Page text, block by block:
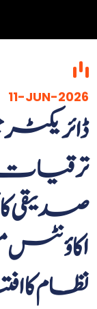
11-JUN-2026
صدیقی
اکاؤنٹس
نظام کا